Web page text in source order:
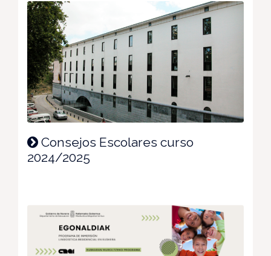
Consejos Escolares curso
2024/2025